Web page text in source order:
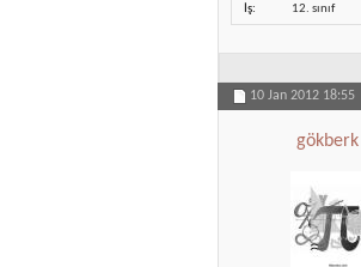
İş 12. sınıf
10 Jan 2012 18:55
gökberk